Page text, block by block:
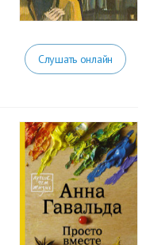
Слушать онлайн